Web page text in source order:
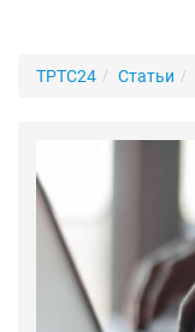
ТРТС24 Статьи